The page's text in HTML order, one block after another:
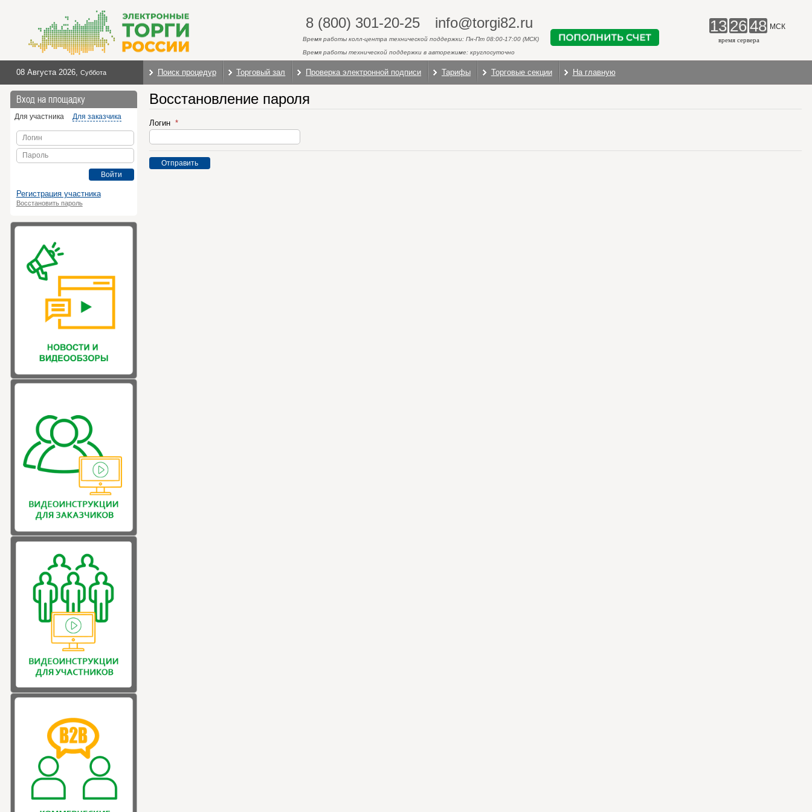
8 (800) 301-20-25 info@torgi82.ru
Время работы колл-центра технической поддержки: Пн-Пт 08:00-17:00 (МСК)
Время работы технической поддержки в авторежиме: круглосуточно
13 2649 МСК
время сервера
08 Августа 2026, Суббота Поиск процедур Торговый зал Проверка электронной подписи Тарифы Торговые секции На главную
Вход на площадку
Для участника Для заказчика
Логин
Пароль
Войти
Регистрация участника
Восстановить пароль
Восстановление пароля
Логин
Отправить